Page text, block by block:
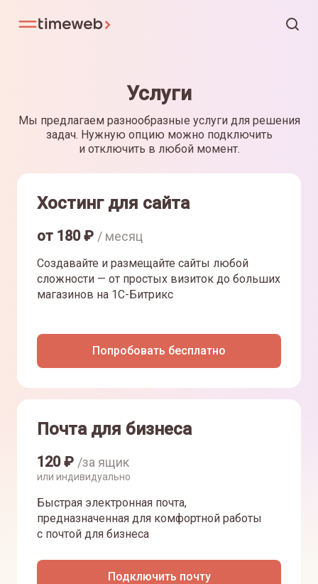
Услуги
Мы предлагаем разнообразные услуги для решения
задач. Нужную опцию можно подключить
и отключить в любой момент.
Хостинг для сайта
от 180₽ / месяц
Создавайте и размещайте сайты любой
сложности — от простых визиток до больших
магазинов на 1С-Битрикс
Попробовать бесплатно
Почта для бизнеса
120₽ /за ящик
или индивидуально
Быстрая электронная почта,
предназначенная для комфортной работы
с почтой для бизнеса
Подключить почту